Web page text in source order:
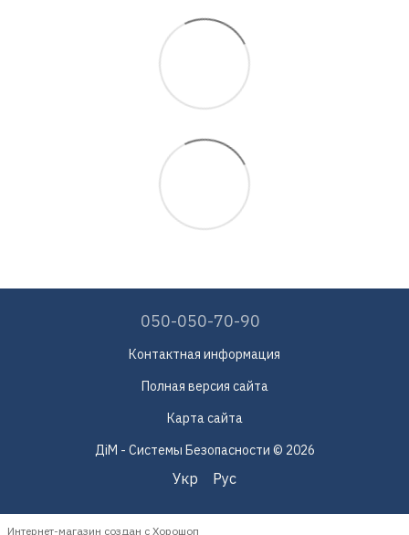
050-050-70-90
Контактная информация
Полная версия сайта
Карта сайта
ДіМ - Системы Безопасности © 2026
Укр Рус
Интернет-магазин создан с Хорошоп